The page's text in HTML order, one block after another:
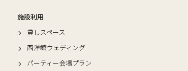
施設利用
貸しスペース
西洋館ウェディング
パーティー会場プラン